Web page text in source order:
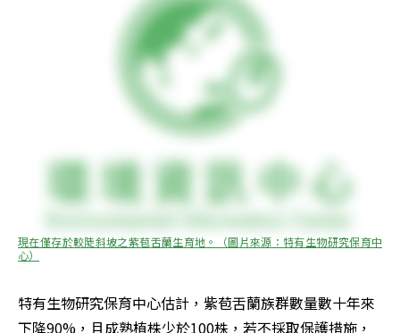
現在僅存於較陡斜坡之紫苞舌蘭生育地。（圖片來源：特有生物研究保育中
心）
特有生物研究保育中心估計，紫苞舌蘭族群數量數十年來
下降90%，且成熟植株少於100株，若不採取保護措施，